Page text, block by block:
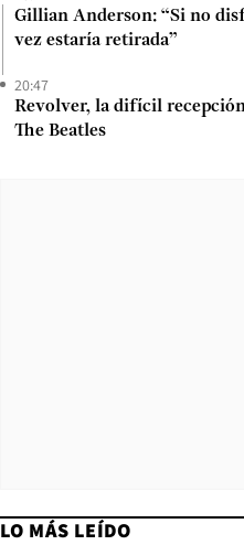
Gillian Anderson: “Si no
vez estaría retirada”
20:47
Revolver, la difícil
The Beatles
LO MÁS LEÍDO